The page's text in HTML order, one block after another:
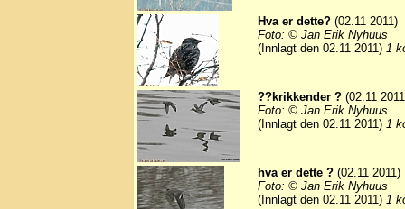
Hva er dette? (02.11 2011)
Foto: © Jan Erik Nyhuus
(Innlagt den 02.11 2011) 1
??krikkender ? (02.11
Foto: © Jan Erik Nyhuus
(Innlagt den 02.11 2011) 1
hva er dette ? (02.11 2011)
Foto: © Jan Erik Nyhuus
(Innlagt den 02.11 2011) 1